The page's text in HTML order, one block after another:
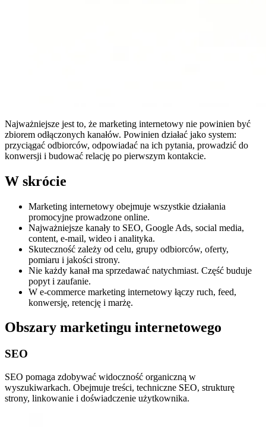
Najważniejsze jest to, że marketing internetowy nie powinien być
zbiorem odłączonych kanałów. Powinien działać jako system:
przyciągać odbiorców, odpowiadać na ich pytania, prowadzić do
konwersji i budować relację po pierwszym kontakcie.
W skrócie
Marketing internetowy obejmuje wszystkie działania
promocyjne prowadzone online.
Najważniejsze kanały to SEO, Google Ads, social media,
content, e-mail, wideo i analityka.
Skuteczność zależy od celu, grupy odbiorców, oferty,
pomiaru i jakości strony.
Nie każdy kanał ma sprzedawać natychmiast. Część buduje
popyt i zaufanie.
W e-commerce marketing internetowy łączy ruch, feed,
konwersję, retencję i marżę.
Obszary marketingu internetowego
SEO
SEO pomaga zdobywać widoczność organiczną w
wyszukiwarkach. Obejmuje treści, techniczne SEO, strukturę
strony, linkowanie i doświadczenie użytkownika.